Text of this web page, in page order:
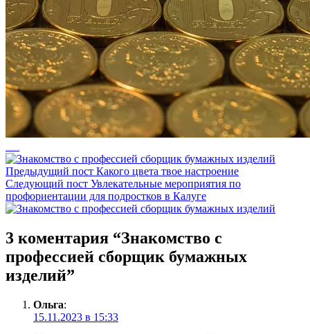
Предыдущий пост Какого цвета твое настроение
Следующий пост Увлекательные мероприятия по
профориентации для подростков в Калуге
3 коментария “Знакомство с
профессией сборщик бумажных
изделий”
Ольга:
15.11.2023 в 15:33